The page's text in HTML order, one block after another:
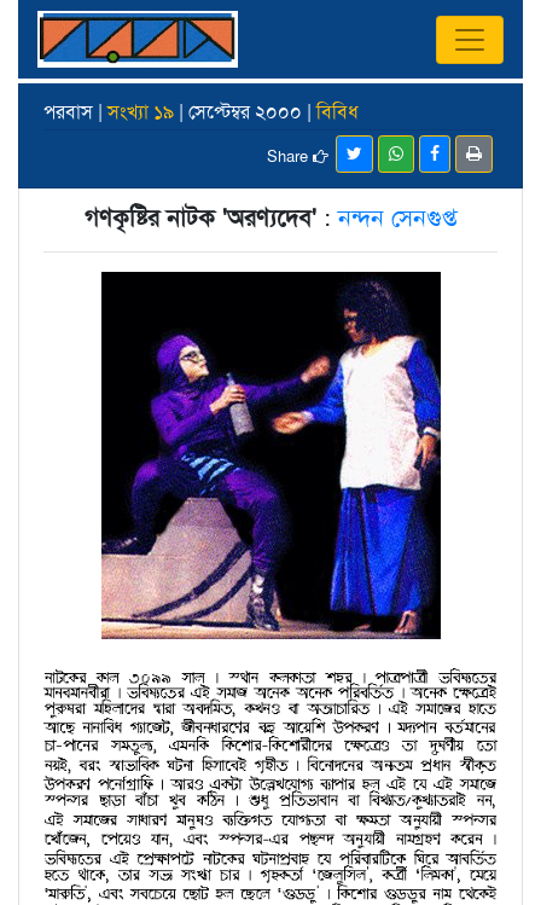
পরবাস |সংখ্যা ১৯ | সেপ্টেম্বর ২০০০ |বিবিধ
Share
গণকৃষ্টির নাটক 'অরণ্যদেব':নন্দন সেনগুপ্ত